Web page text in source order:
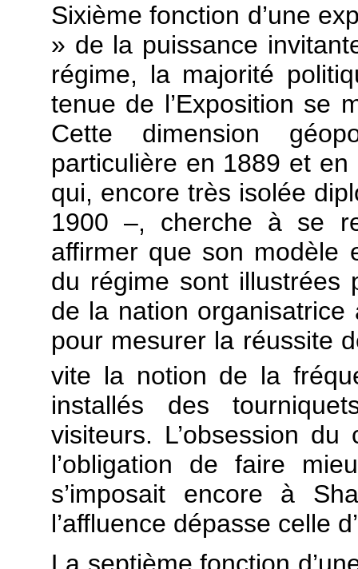
Sixième fonction d’une
» de la puissance
régime, la majorité
tenue de l’Exposition se
Cette dimension
particulière en 1889 et
qui, encore très isolée
1900 –, cherche à se
affirmer que son modèle
du régime sont illustrées
de la nation
pour mesurer la réussite
vite la notion de la
installés des
visiteurs. L’obsession
l’obligation de faire
s’imposait encore à
l’affluence dépasse celle
La septième fonction